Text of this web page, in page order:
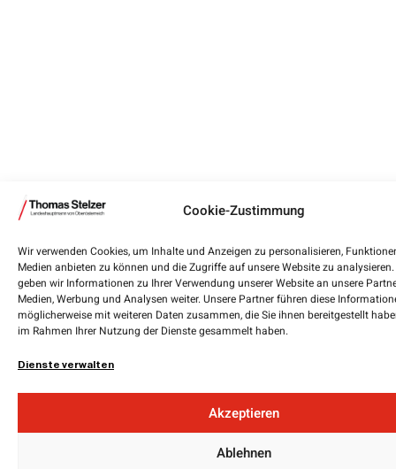
Cookie-Zustimmung
Wir verwenden Cookies, um Inhalte und Anzeigen zu personalisieren,
Medien anbieten zu können und die Zugriffe auf unsere Website zu
geben wir Informationen zu Ihrer Verwendung unserer Website an unsere
Medien, Werbung und Analysen weiter. Unsere Partner führen diese
möglicherweise mit weiteren Daten zusammen, die Sie ihnen bereitgestellt
im Rahmen Ihrer Nutzung der Dienste gesammelt haben.
Dienste verwalten
Akzeptieren
Ablehnen